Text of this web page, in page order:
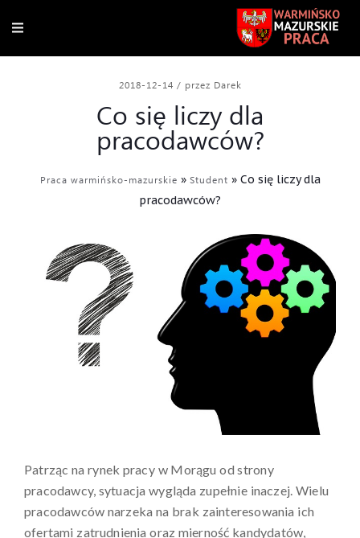
2018-12-14 / przez Darek
Co się liczy dla
pracodawców?
Praca warmińsko-mazurskie » Student » Co się liczy dla
pracodawców?
Patrząc na rynek pracy w Morągu od strony
pracodawcy, sytuacja wygląda zupełnie inaczej. Wielu
pracodawców narzeka na brak zainteresowania ich
ofertami zatrudnienia oraz mierność kandydatów,